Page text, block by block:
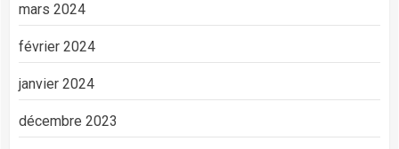
mars 2024
février 2024
janvier 2024
décembre 2023